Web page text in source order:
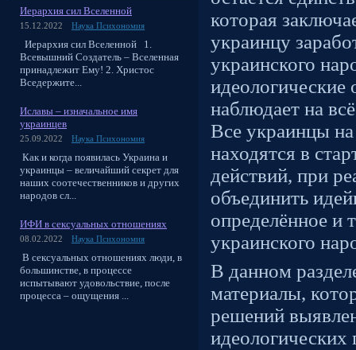
Иерархия сил Вселенной
15.12.2022 Наука Психономия
Иерархия сил Вселенной 1.
Всевышний Создатель – Вселенная
принадлежит Ему! 2. Христос
Вседержите...
Иславы – изначальное имя
украинцев
25.09.2022 Наука Психономия
Как и когда появилась Украина и
украинцы – величайший секрет для
наших соотечественников и других
народов сл...
ИФИ в сексуальных отношениях
08.02.2022 Наука Психономия
В сексуальных отношениях люди, в
большинстве, в процессе
испытывают удовольствие, после
процесса – ощущения ...
которая
украинцу
украинского
идеологические
наблюдает на
Все украинцы
находятся в
действий, при
объединить
определённое и
украинского
В данном
материалы,
решений